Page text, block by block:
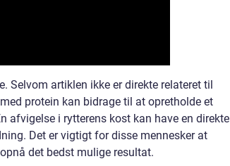
Selvom artiklen ikke er direkte relateret til
protein kan bidrage til at opretholde et
afvigelse i rytterens kost kan have en direkte
Det er vigtigt for disse mennesker at
det bedst mulige resultat.